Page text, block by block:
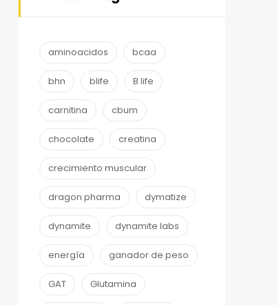
aminoacidos bcaa
bhn blife B life
carnitina cbum
chocolate creatina
crecimiento muscular
dragon pharma dymatize
dynamite dynamite labs
energía ganador de peso
GAT Glutamina